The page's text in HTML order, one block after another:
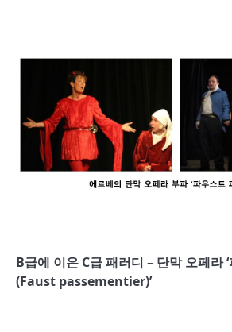
B급에 이은 C급 패러디 – 단막 오페라
(Faust passementier)’